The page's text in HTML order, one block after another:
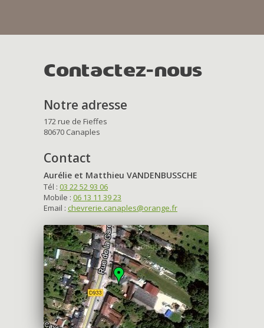
Contactez-nous
Notre adresse
172 rue de Fieffes
80670 Canaples
Contact
Aurélie et Matthieu VANDENBUSSCHE
Tél : 03 22 52 93 06
Mobile : 06 13 11 39 23
Email : chevrerie.canaples@orange.fr